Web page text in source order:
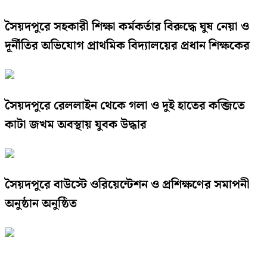
সৈয়দপুরে সহকারী শিক্ষা কর্মকর্তার বিরুদ্ধে ঘুষ নেয়া ও
দূর্নীতির অভিযোগ প্রাথমিক বিদ্যালয়ের প্রধান শিক্ষকের
সৈয়দপুরে রেললাইন থেকে গলা ও দুই হাতের কব্জিতে
কাটা জখম অবস্থায় যুবক উদ্ধার
সৈয়দপুরে বাউস্টে ওরিয়েন্টেশন ও প্রশিক্ষণের সমাপনী
অনুষ্ঠান অনুষ্ঠিত